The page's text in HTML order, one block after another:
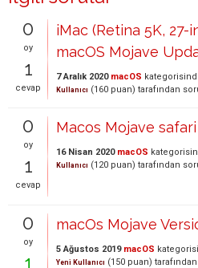
0
oy
1
cevap
iMac (Retina 5K, 27-
macOS Mojave
7 Aralık 2020 macOS
Kullanıcı (160 puan) tarafından
0
oy
1
cevap
Macos Mojave safari
16 Nisan 2020 macOS
Kullanıcı (120 puan) tarafından
0
oy
1
macOs Mojave
5 Ağustos 2019 macOS
Yeni Kullanıcı (150 puan) tarafından